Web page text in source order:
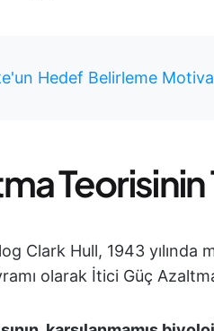
Hedef Belirleme
Clark Hull, 1943
olarak İtici Güç